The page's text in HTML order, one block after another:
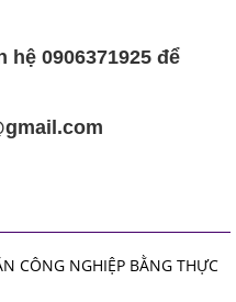
hệ 0906371925 để
CÔNG NGHIỆP BẰNG THỰC